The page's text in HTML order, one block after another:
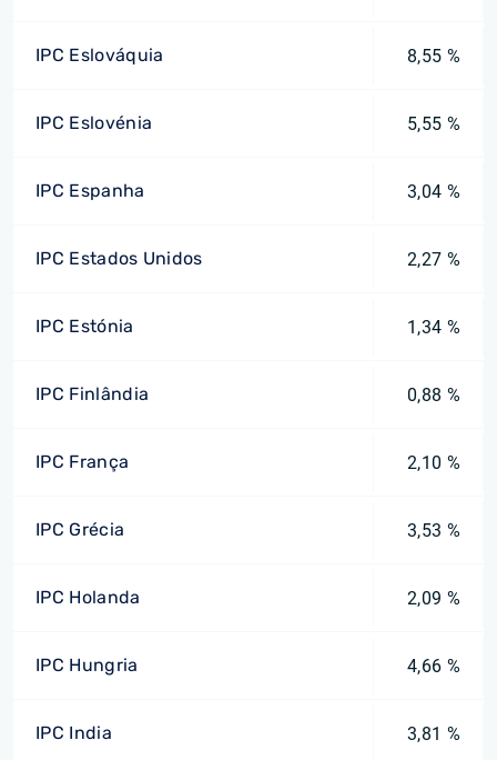
IPC Eslováquia 8,55 %
IPC Eslovénia 5,55 %
IPC Espanha 3,04 %
IPC Estados Unidos 2,27 %
IPC Estónia 1,34 %
IPC Finlândia 0,88 %
IPC França 2,10 %
IPC Grécia 3,53 %
IPC Holanda 2,09 %
IPC Hungria 4,66 %
IPC India 3,81 %